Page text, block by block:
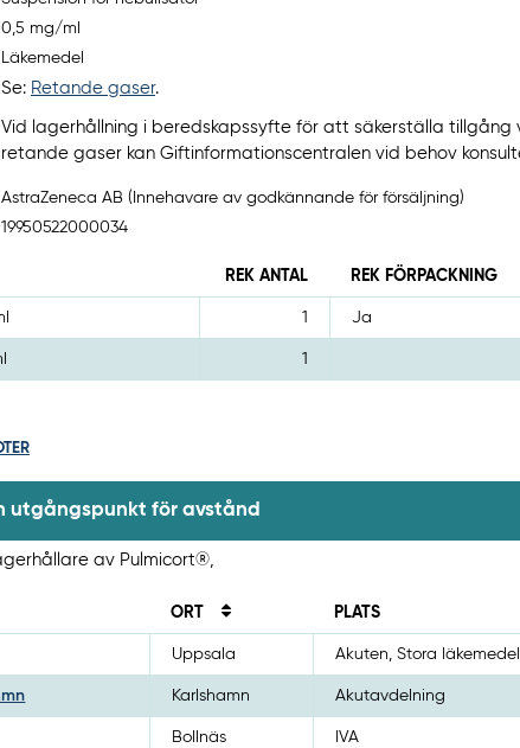
0,5 mg/ml
Läkemedel
Se: Retande gaser.
Vid lagerhållning i beredskapssyfte för att säkerställa tillgång
retande gaser kan Giftinformationscentralen vid behov
AstraZeneca AB (Innehavare av godkännande för försäljning)
19950522000034
REK ANTAL REK FÖRPACKNING
1 Ja
1
utgångspunkt för avstånd
av Pulmicort®,
ORT PLATS
Uppsala Akuten, Stora
Karlshamn Akutavdelning
Bollnäs IVA